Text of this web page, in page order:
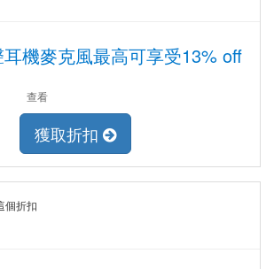
機麥克風最高可享受13% off
查看
獲取折扣
個折扣